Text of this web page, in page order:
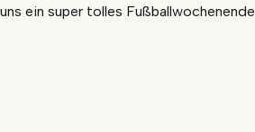
ein super tolles Fußballwochenende